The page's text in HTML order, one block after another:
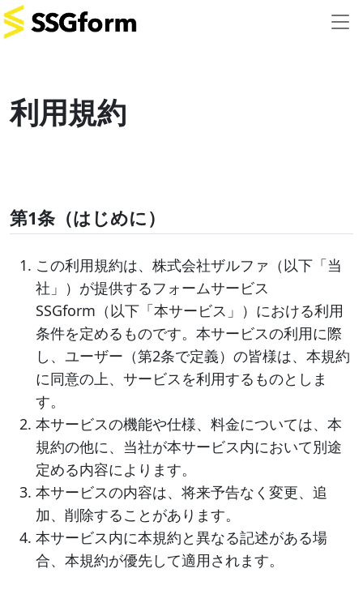
利用規約
第1条（はじめに）
この利用規約は、株式会社ザルファ（以下「当
社」）が提供するフォームサービス
SSGform（以下「本サービス」）における利用
条件を定めるものです。本サービスの利用に際
し、ユーザー（第2条で定義）の皆様は、本規約
に同意の上、サービスを利用するものとしま
す。
本サービスの機能や仕様、料金については、本
規約の他に、当社が本サービス内において別途
定める内容によります。
本サービスの内容は、将来予告なく変更、追
加、削除することがあります。
本サービス内に本規約と異なる記述がある場
合、本規約が優先して適用されます。